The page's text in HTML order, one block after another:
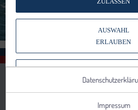
AUSWAHL
ERLAUBEN
VERWENDEN
Impressum